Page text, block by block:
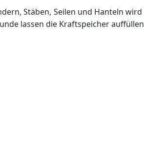
Stäben, Seilen und Hanteln wird
lassen die Kraftspeicher